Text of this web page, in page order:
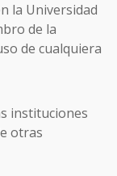
la Universidad
de la
de cualquiera
instituciones
otras